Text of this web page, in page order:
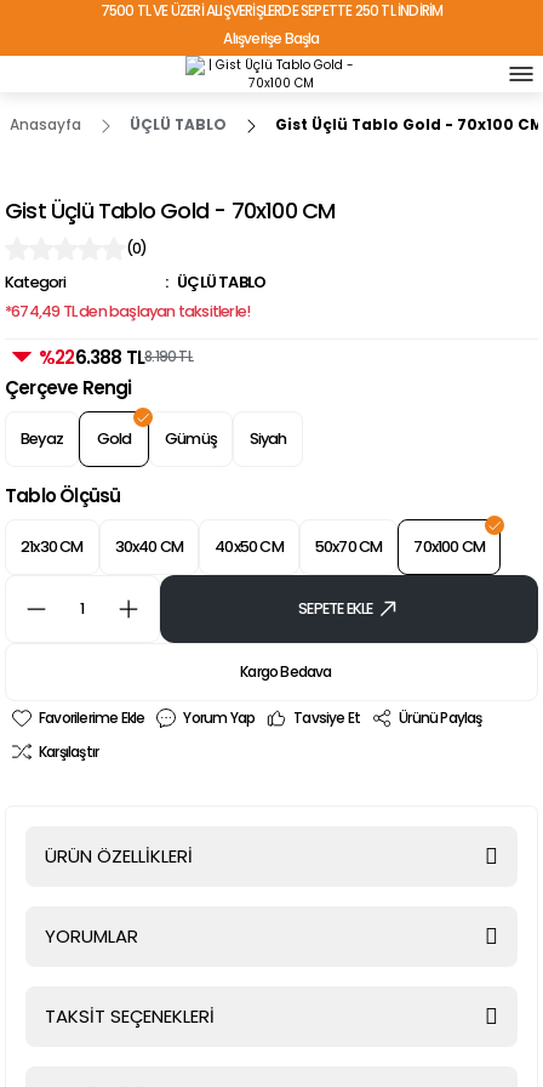
7500 TL VE ÜZERİ ALIŞVERİŞLERDE SEPETTE 250 TL İNDİRİM
Alışverişe Başla
TÜRKİYE'NİN HER YERİNE ÜCRETSİZ KARGO!
Anasayfa ÜÇLÜ TABLO Gist Üçlü Tablo Gold - 70x100 CM
Gist Üçlü Tablo Gold - 70x100 CM
(0)
Kategori
ÜÇLÜ TABLO
*674,49 TL den başlayan taksitlerle!
%226.388 TL8.190 TL
Çerçeve Rengi
Beyaz Gold Gümüş Siyah
Tablo Ölçüsü
21x30 CM 30x40 CM 40x50 CM 50x70 CM 70x100 CM
SEPETE EKLE
Kargo Bedava
Yorum Yap Tavsiye Et
Ürünü Paylaş
Karşılaştır
ÜRÜN ÖZELLİKLERİ
YORUMLAR
TAKSİT SEÇENEKLERİ